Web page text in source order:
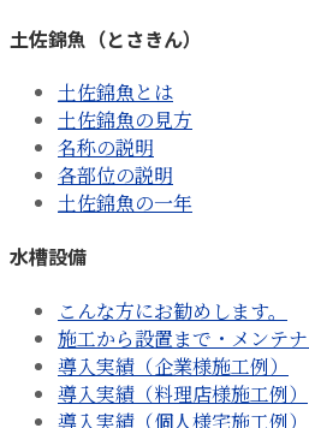
土佐錦魚（とさきん）
土佐錦魚とは
土佐錦魚の見方
名称の説明
各部位の説明
土佐錦魚の一年
水槽設備
こんな方にお勧めします。
施工から設置まで・メンテ
導入実績（企業様施工例）
導入実績（料理店様施工例）
導入実績（個人様宅施工例）